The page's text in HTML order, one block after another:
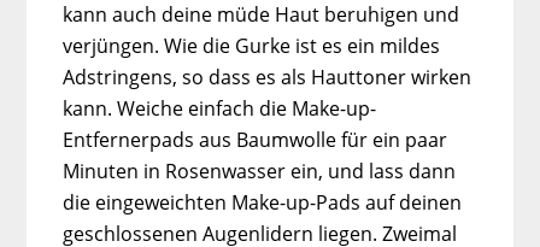
kann auch deine müde Haut beruhigen und
verjüngen. Wie die Gurke ist es ein mildes
Adstringens, so dass es als Hauttoner wirken
kann. Weiche einfach die Make-up-
Entfernerpads aus Baumwolle für ein paar
Minuten in Rosenwasser ein, und lass dann
die eingeweichten Make-up-Pads auf deinen
geschlossenen Augenlidern liegen. Zweimal